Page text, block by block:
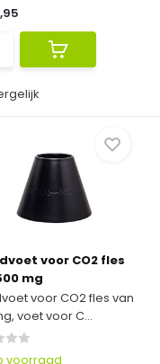
voor CO2 fles
mg
voor CO2 fles van
voet voor C...
voorraad